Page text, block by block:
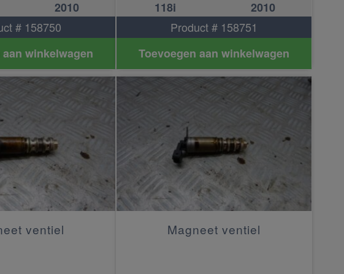
2010
# 158750
winkelwagen
118i
2010
Product # 158751
Toevoegen aan winkelwagen
ventiel Magneet ventiel